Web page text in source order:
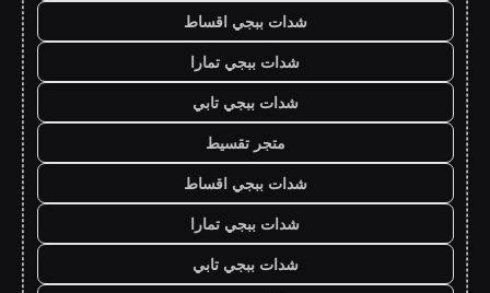
شدات ببجي اقساط
شدات ببجي تمارا
شدات ببجي تابي
متجر تقسيط
شدات ببجي اقساط
شدات ببجي تمارا
شدات ببجي تابي